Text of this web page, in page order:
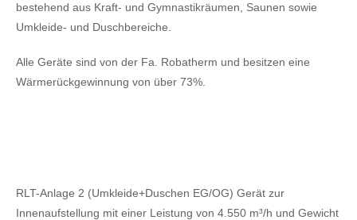
bestehend aus Kraft- und Gymnastikräumen, Saunen sowie
Umkleide- und Duschbereiche.
Alle Geräte sind von der Fa. Robatherm und besitzen eine
Wärmerückgewinnung von über 73%.
RLT-Anlage 2 (Umkleide+Duschen EG/OG) Gerät zur
Innenaufstellung mit einer Leistung von 4.550 m³/h und Gewicht